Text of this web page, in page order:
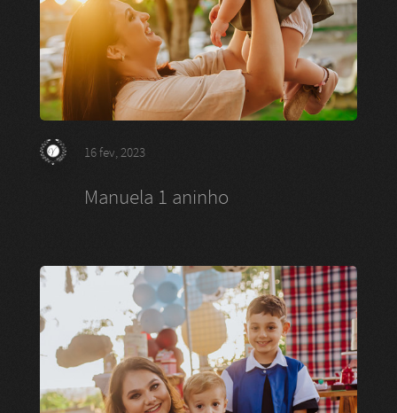
16 fev, 2023
Manuela 1 aninho